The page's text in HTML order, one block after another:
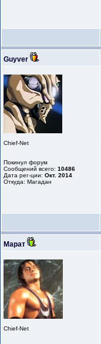
Guyver
Chief-Net
Покинул форум
Сообщений всего: 10486
Дата рег-ции: Окт. 2014
Откуда: Магадан
Марат
Chief-Net